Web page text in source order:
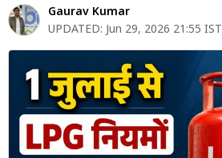
शेयर
बाज़ार
ट्रेंडिंग
बिजनेस
न्यूज
वीडियो
म्यूचुअल
फंड
Gaurav Kumar
UPDATED: Jun 29, 2026 21:55 IST